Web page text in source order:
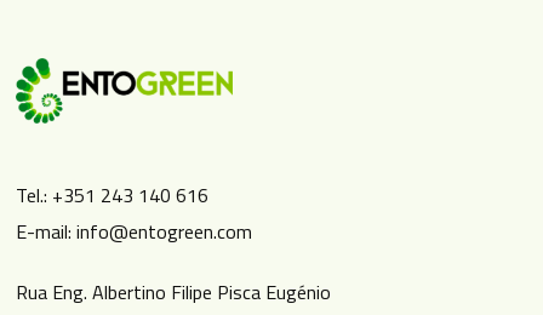
Tel.: +351 243 140 616
E-mail: info@entogreen.com
Rua Eng. Albertino Filipe Pisca Eugénio